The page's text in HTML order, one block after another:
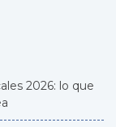
2026: lo que